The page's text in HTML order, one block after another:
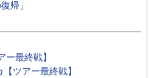
帰」
ー最終戦】
ツアー最終戦】